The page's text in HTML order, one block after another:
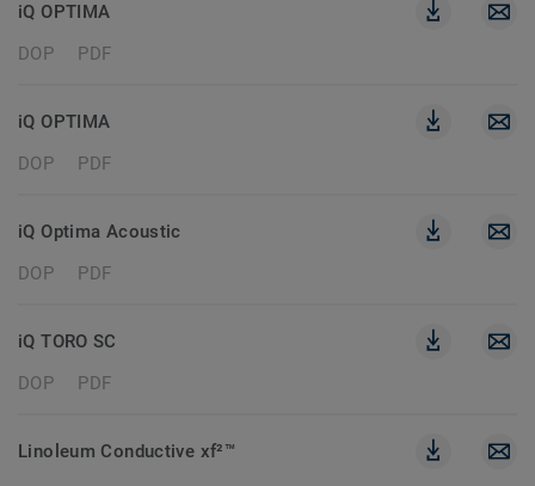
iQ OPTIMA
DOP
PDF
iQ OPTIMA
DOP
PDF
iQ Optima Acoustic
DOP
PDF
iQ TORO SC
DOP
PDF
Linoleum Conductive xf²™